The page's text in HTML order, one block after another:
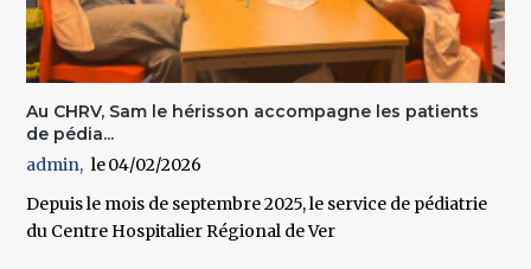
Au CHRV, Sam le hérisson accompagne les patients
de pédia...
admin
04/02/2026
Depuis le mois de septembre 2025, le service de pédiatrie
du Centre Hospitalier Régional de Ver